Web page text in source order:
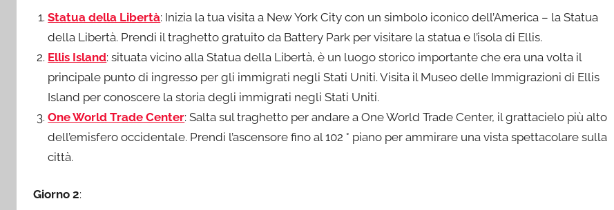
Statua della Libertà: Inizia la tua visita a New York City con un simbolo iconico dell’America – la Statua
della Libertà. Prendi il traghetto gratuito da Battery Park per visitare la statua e l’isola di Ellis.
Ellis Island: situata vicino alla Statua della Libertà, è un luogo storico importante che era una volta il
principale punto di ingresso per gli immigrati negli Stati Uniti. Visita il Museo delle Immigrazioni di Ellis
Island per conoscere la storia degli immigrati negli Stati Uniti.
One World Trade Center: Salta sul traghetto per andare a One World Trade Center, il grattacielo più alto
dell’emisfero occidentale. Prendi l’ascensore fino al 102 ° piano per ammirare una vista spettacolare sulla
città.
Giorno 2: